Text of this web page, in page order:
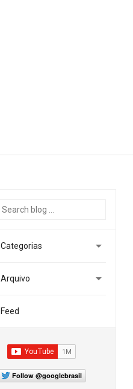
Categorias 
Arquivo 
Feed
Follow @googlebrasil